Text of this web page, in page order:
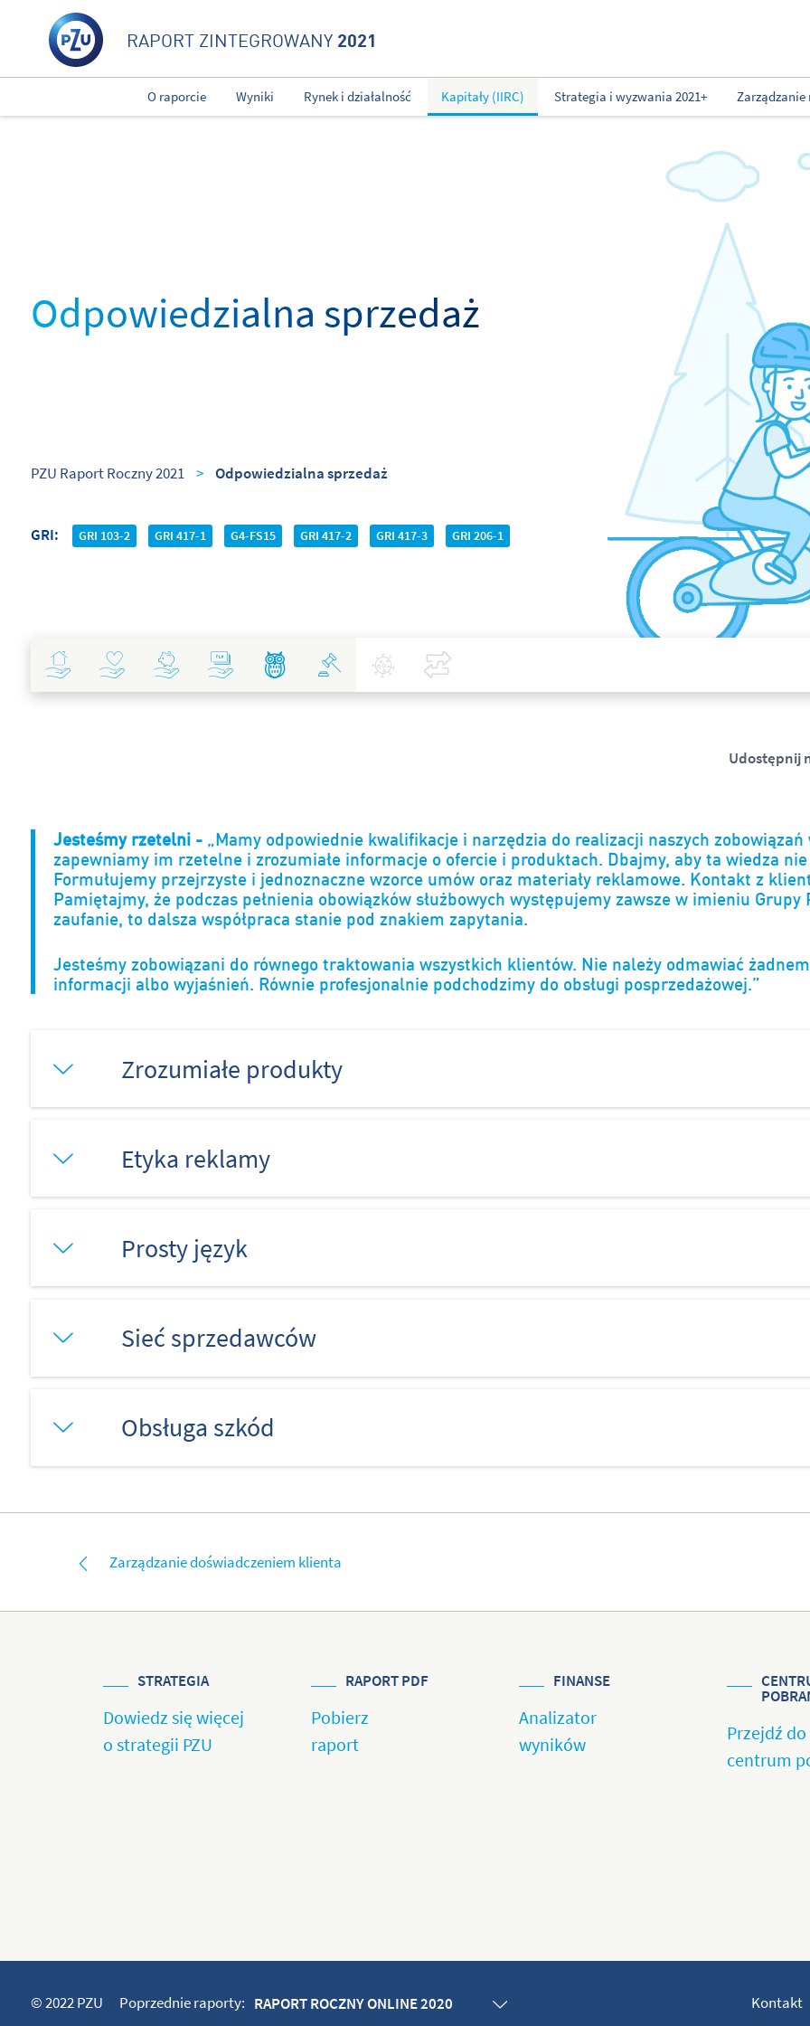
RAPORT ZINTEGROWANY 2021
O raporcie Wyniki Rynek i działalność Kapitały (IIRC) Strategia i wyzwania 2021+ Zarządzanie
Odpowiedzialna sprzedaż
PZU Raport Roczny 2021 > Odpowiedzialna sprzedaż
GRI GRI 103-2 GRI 417-1 G4-FS15 GRI 417-2 GRI 417-3 GRI 206-1
Udostępnij
UbezpieczeniaZdrowie Inwestycje Bankowość Najlepsze Praktyki
Polityka Covid-19
Jesteśmy rzetelni - „Mamy odpowiednie kwalifikacje i narzędzia do realizacji naszych
zapewniamy im rzetelne i zrozumiałe informacje o ofercie i produktach. Dbajmy, aby ta wiedza nie
Formułujemy przejrzyste i jednoznaczne wzorce umów oraz materiały reklamowe. Kontakt z
Pamiętajmy, że podczas pełnienia obowiązków służbowych występujemy zawsze w imieniu
zaufanie, to dalsza współpraca stanie pod znakiem zapytania.
Jesteśmy zobowiązani do równego traktowania wszystkich klientów. Nie należy odmawiać
informacji albo wyjaśnień. Równie profesjonalnie podchodzimy do obsługi posprzedażowej.”
Zrozumiałe produkty
Etyka reklamy
Prosty język
Sieć sprzedawców
Obsługa szkód
Zarządzanie doświadczeniem klienta
STRATEGIA
Dowiedz się więcej
o strategii PZU
RAPORT PDF
Pobierz
raport
FINANSE
Analizator
wyników
Przejdź do
centrum
© 2022 PZU Poprzednie raporty: RAPORT ROCZNY ONLINE 2020
Kontakt